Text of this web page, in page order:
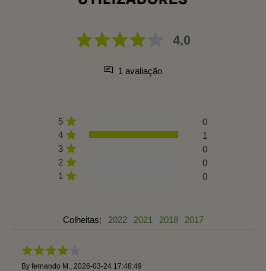
4,0
1 avaliação
5
0
4
1
3
0
2
0
1
0
Colheitas: 2022 2021 2018 2017
By fernando M. 2026-03-24 17:48:49